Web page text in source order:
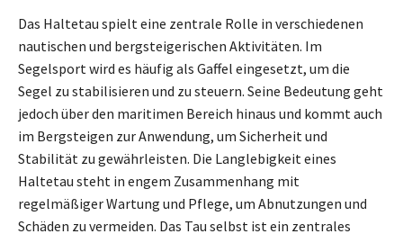
Das Haltetau spielt eine zentrale Rolle in verschiedenen
nautischen und bergsteigerischen Aktivitäten. Im
Segelsport wird es häufig als Gaffel eingesetzt, um die
Segel zu stabilisieren und zu steuern. Seine Bedeutung geht
jedoch über den maritimen Bereich hinaus und kommt auch
im Bergsteigen zur Anwendung, um Sicherheit und
Stabilität zu gewährleisten. Die Langlebigkeit eines
Haltetau steht in engem Zusammenhang mit
regelmäßiger Wartung und Pflege, um Abnutzungen und
Schäden zu vermeiden. Das Tau selbst ist ein zentrales